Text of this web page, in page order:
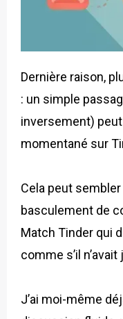
Dernière raison,
: un simple
inversement)
momentané sur
Cela peut
basculement de
Match Tinder qui
comme s’il
J’ai moi-même